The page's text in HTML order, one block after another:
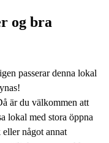
og bra
passerar denna lokal
är du välkommen att
lokal med stora öppna
något annat